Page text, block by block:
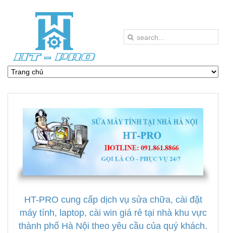
HT-PRO cung cấp dịch vụ sửa chữa, cài đặt
máy tính, laptop, cài win giá rẻ tại nhà khu vực
thành phố Hà Nội theo yêu cầu của quý khách.